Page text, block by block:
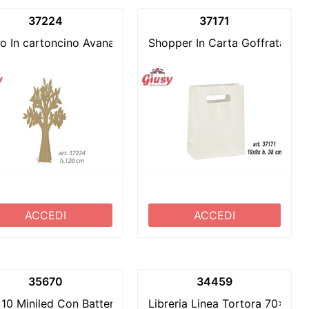
Cm 200*200
37224
In cartoncino Avana h.120 Cm
ACCEDI
37171
Shopper In Carta Goffrata
ACCEDI
Cm
35670
Miniled Con Batteria 0.90 Metri 10*36
34459
Libreria Linea Tortora